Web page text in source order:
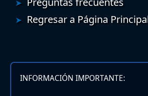
Regresar a Página
INFORMACIÓN IMPORTANTE: